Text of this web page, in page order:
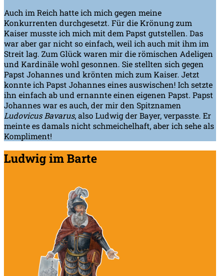
Auch im Reich hatte ich mich gegen meine
Konkurrenten durchgesetzt. Für die Krönung zum
Kaiser musste ich mich mit dem Papst gutstellen. Das
war aber gar nicht so einfach, weil ich auch mit ihm im
Streit lag. Zum Glück waren mir die römischen Adeligen
und Kardinäle wohl gesonnen. Sie stellten sich gegen
Papst Johannes und krönten mich zum Kaiser. Jetzt
konnte ich Papst Johannes eines auswischen! Ich setzte
ihn einfach ab und ernannte einen eigenen Papst. Papst
Johannes war es auch, der mir den Spitznamen
Ludovicus Bavarus, also Ludwig der Bayer, verpasste. Er
meinte es damals nicht schmeichelhaft, aber ich sehe als
Kompliment!
Ludwig im Barte